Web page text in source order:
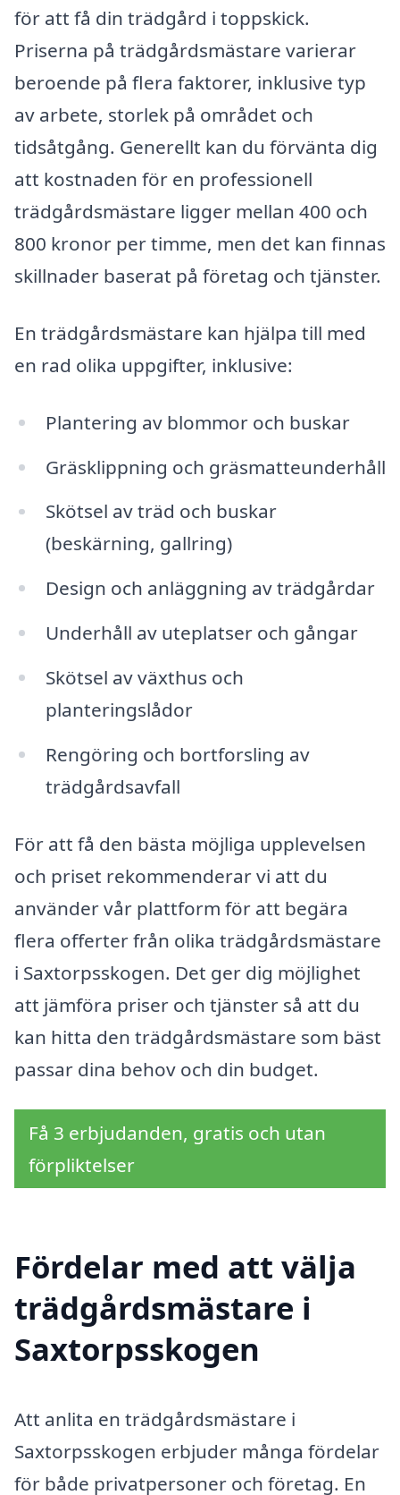
för att få din trädgård i toppskick.
Priserna på trädgårdsmästare varierar
beroende på flera faktorer, inklusive typ
av arbete, storlek på området och
tidsåtgång. Generellt kan du förvänta dig
att kostnaden för en professionell
trädgårdsmästare ligger mellan 400 och
800 kronor per timme, men det kan finnas
skillnader baserat på företag och tjänster.
En trädgårdsmästare kan hjälpa till med
en rad olika uppgifter, inklusive:
Plantering av blommor och buskar
Gräsklippning och gräsmatteunderhåll
Skötsel av träd och buskar
(beskärning, gallring)
Design och anläggning av trädgårdar
Underhåll av uteplatser och gångar
Skötsel av växthus och
planteringslådor
Rengöring och bortforsling av
trädgårdsavfall
För att få den bästa möjliga upplevelsen
och priset rekommenderar vi att du
använder vår plattform för att begära
flera offerter från olika trädgårdsmästare
i Saxtorpsskogen. Det ger dig möjlighet
att jämföra priser och tjänster så att du
kan hitta den trädgårdsmästare som bäst
passar dina behov och din budget.
Få 3 erbjudanden, gratis och utan
förpliktelser
Fördelar med att välja
trädgårdsmästare i
Saxtorpsskogen
Att anlita en trädgårdsmästare i
Saxtorpsskogen erbjuder många fördelar
för både privatpersoner och företag. En